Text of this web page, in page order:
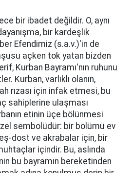
bir ibadet değildir. O, aynı
bir kardeşlik
Efendimiz (s.a.v.)'in de
açken tok yatan bizden
Kurban Bayramı'nın ruhunu
Kurban, varlıklı olanın,
rızası için infak etmesi, bu
sahiplerine ulaşması
etinin üçe bölünmesi
sembolüdür: bir bölümü ev
dost ve akrabalar için, bir
içindir. Bu, aslında
bu bayramın bereketinden